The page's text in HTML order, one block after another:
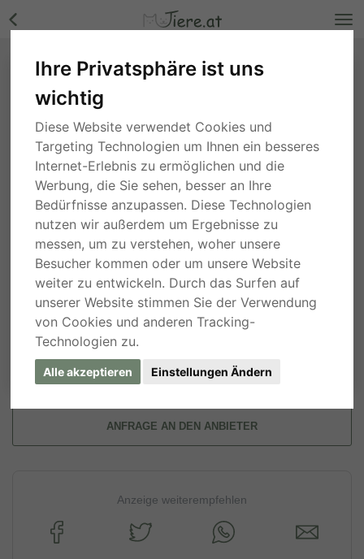
Ihre Privatsphäre ist uns
wichtig
Diese Website verwendet Cookies und
Targeting Technologien um Ihnen ein besseres
Internet-Erlebnis zu ermöglichen und die
Werbung, die Sie sehen, besser an Ihre
Bedürfnisse anzupassen. Diese Technologien
nutzen wir außerdem um Ergebnisse zu
messen, um zu verstehen, woher unsere
Besucher kommen oder um unsere Website
weiter zu entwickeln. Durch das Surfen auf
unserer Website stimmen Sie der Verwendung
von Cookies und anderen Tracking-
Technologien zu.
Alle akzeptieren Einstellungen Ändern
ANFRAGE AN DEN ANBIETER
Anzeige weiterempfehlen